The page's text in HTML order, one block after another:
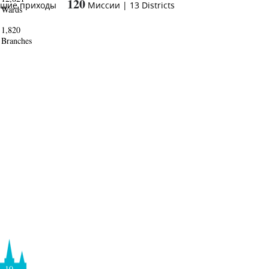
приходы
Wards
1,820
Branches
120 Миссии | 13 Districts